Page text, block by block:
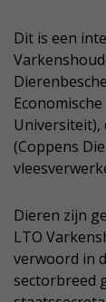
Dit is een
Universiteit),
(Coppens
Dieren zijn
LTO
verwoord in
sectorbreed